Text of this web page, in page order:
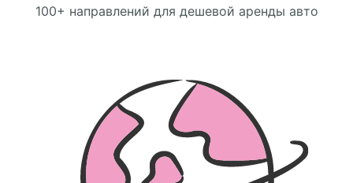
100+ направлений для дешевой аренды авто